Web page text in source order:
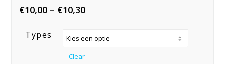
€10,00 – €10,30Price
€10,00
Types
Clear